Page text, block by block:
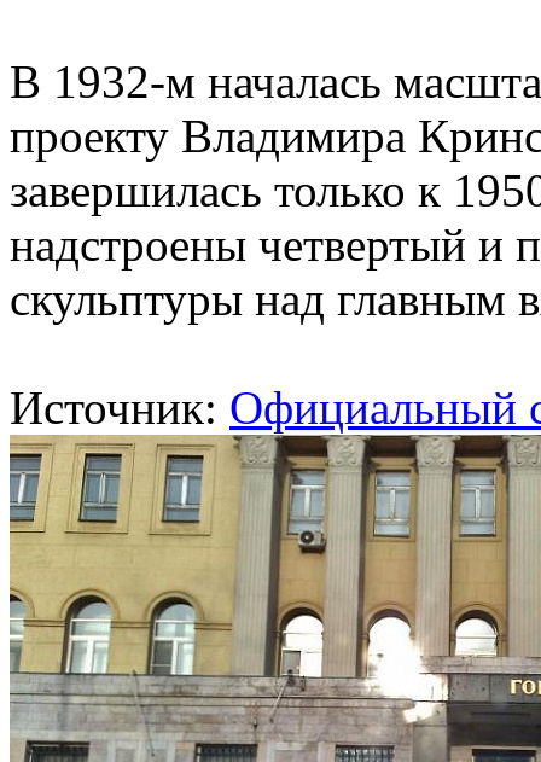
В 1932-м началась
проекту Владимира
завершилась только к
надстроены четвертый и
скульптуры над главным
Источник: Официальный